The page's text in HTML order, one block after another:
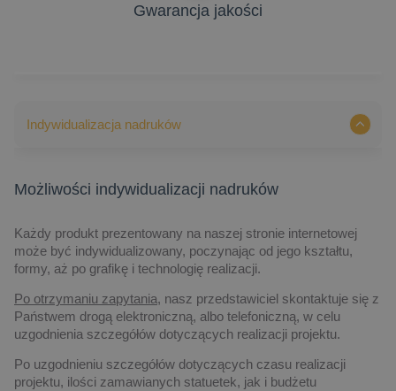
Gwarancja jakości
Indywidualizacja nadruków
Możliwości indywidualizacji nadruków
Każdy produkt prezentowany na naszej stronie internetowej
może być indywidualizowany, poczynając od jego kształtu,
formy, aż po grafikę i technologię realizacji.
Po otrzymaniu zapytania, nasz przedstawiciel skontaktuje się z
Państwem drogą elektroniczną, albo telefoniczną, w celu
uzgodnienia szczegółów dotyczących realizacji projektu.
Po uzgodnieniu szczegółów dotyczących czasu realizacji
projektu, ilości zamawianych statuetek, jak i budżetu